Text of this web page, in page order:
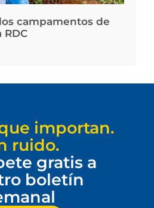
campamentos de
RDC
importan.
ruido.
gratis a
boletín